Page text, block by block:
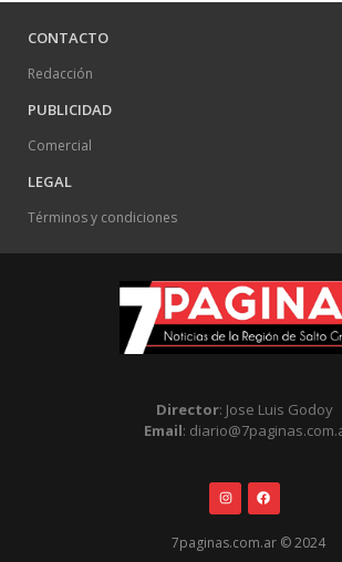
CONTACTO
Redacción
PUBLICIDAD
Comercial
LEGAL
Términos y condiciones
Director: Jose Luis Godoy
Email:
7paginas.com.ar © 2024